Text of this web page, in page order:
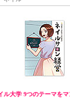
ル大学 9つのテーマをマ